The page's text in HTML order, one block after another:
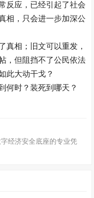
反应，已经引起了社会
相，只会进一步加深公
真相；旧文可以重发，
，但阻挡不了公民依法
此大动干戈？
何时？装死到哪天？
经济安全底座的专业凭